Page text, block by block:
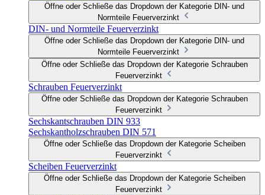
Öffne oder Schließe das Dropdown der Kategorie DIN- und
Normteile Feuerverzinkt
DIN- und Normteile Feuerverzinkt
Öffne oder Schließe das Dropdown der Kategorie DIN- und
Normteile Feuerverzinkt
Öffne oder Schließe das Dropdown der Kategorie Schrauben
Feuerverzinkt
Schrauben Feuerverzinkt
Öffne oder Schließe das Dropdown der Kategorie Schrauben
Feuerverzinkt
Sechskantschrauben DIN 933
Sechskantholzschrauben DIN 571
Öffne oder Schließe das Dropdown der Kategorie Scheiben
Feuerverzinkt
Scheiben Feuerverzinkt
Öffne oder Schließe das Dropdown der Kategorie Scheiben
Feuerverzinkt